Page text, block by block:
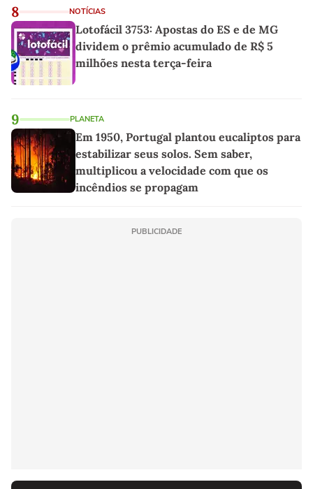
8 NOTÍCIAS
Lotofácil 3753: Apostas do ES e de MG
dividem o prêmio acumulado de R$ 5
milhões nesta terça-feira
9 PLANETA
Em 1950, Portugal plantou eucaliptos para
estabilizar seus solos. Sem saber,
multiplicou a velocidade com que os
incêndios se propagam
PUBLICIDADE